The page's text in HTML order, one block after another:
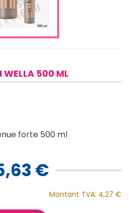
WELLA 500 ML
forte 500 ml
€
Montant TVA: 4,27 €